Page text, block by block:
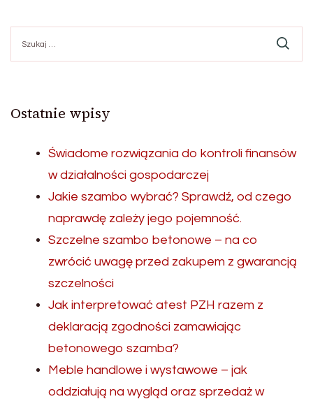
Ostatnie wpisy
Świadome rozwiązania do kontroli finansów
w działalności gospodarczej
Jakie szambo wybrać? Sprawdź, od czego
naprawdę zależy jego pojemność.
Szczelne szambo betonowe – na co
zwrócić uwagę przed zakupem z gwarancją
szczelności
Jak interpretować atest PZH razem z
deklaracją zgodności zamawiając
betonowego szamba?
Meble handlowe i wystawowe – jak
oddziałują na wygląd oraz sprzedaż w